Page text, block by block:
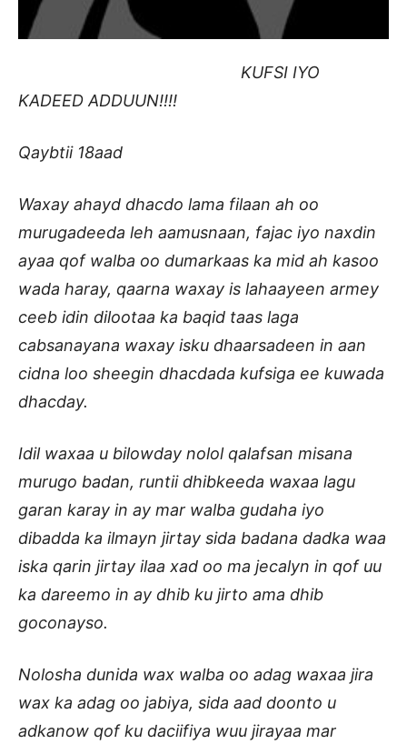
KUFSI IYO
KADEED ADDUUN!!!!
Qaybtii 18aad
Waxay ahayd dhacdo lama filaan ah oo
murugadeeda leh aamusnaan, fajac iyo naxdin
ayaa qof walba oo dumarkaas ka mid ah kasoo
wada haray, qaarna waxay is lahaayeen armey
ceeb idin dilootaa ka baqid taas laga
cabsanayana waxay isku dhaarsadeen in aan
cidna loo sheegin dhacdada kufsiga ee kuwada
dhacday.
Idil waxaa u bilowday nolol qalafsan misana
murugo badan, runtii dhibkeeda waxaa lagu
garan karay in ay mar walba gudaha iyo
dibadda ka ilmayn jirtay sida badana dadka waa
iska qarin jirtay ilaa xad oo ma jecalyn in qof uu
ka dareemo in ay dhib ku jirto ama dhib
goconayso.
Nolosha dunida wax walba oo adag waxaa jira
wax ka adag oo jabiya, sida aad doonto u
adkanow qof ku daciifiya wuu jirayaa mar